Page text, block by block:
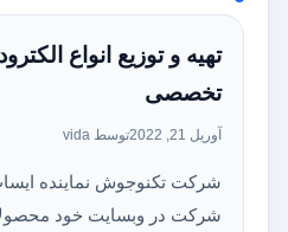
تهیه و توزیع انواع
تخصصی
آوریل 21, 2022 توسط vida
شرکت تکنوجوش نماینده
شرکت در وبسایت خود